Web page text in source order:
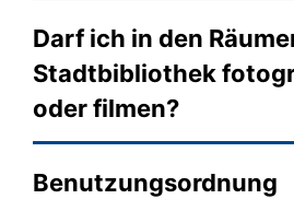
Darf ich in den
Stadtbibliothek
oder filmen?
Benutzungsordnung